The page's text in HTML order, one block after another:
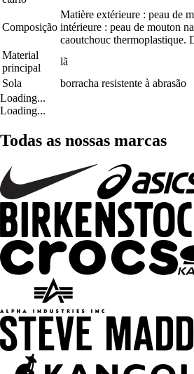
Composição
Matière extérieure : peau de
intérieure : peau de mouton
caoutchouc thermoplastique.
Material
principal
lã
Sola
borracha resistente à abrasão
Loading...
Loading...
Todas as nossas marcas